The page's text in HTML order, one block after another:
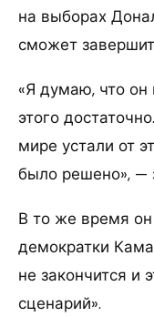
на выборах
сможет
«Я думаю, что он
этого
мире устали от
было решено», —
В то же время он
демократки
не закончится и
сценарий».